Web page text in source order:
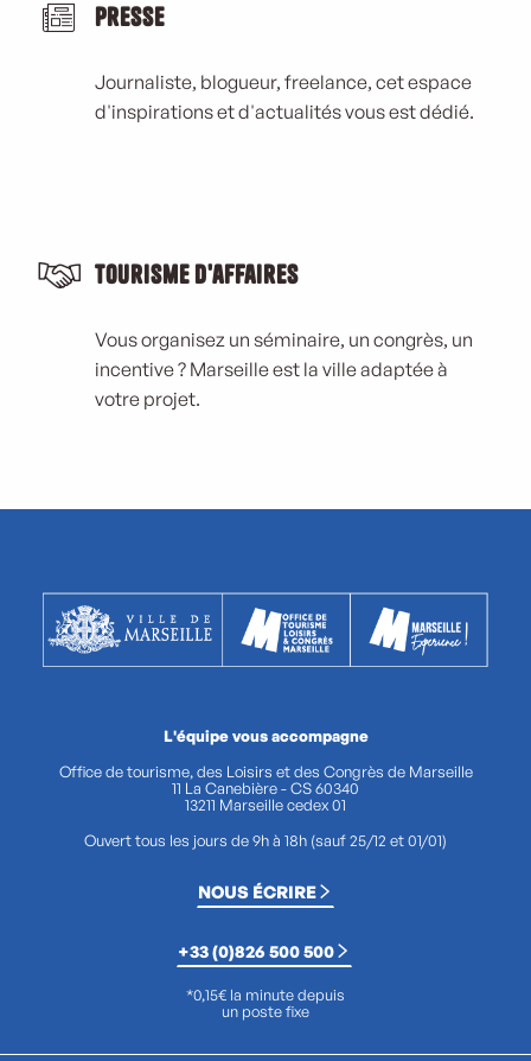
Presse
Journaliste, blogueur, freelance, cet espace
d'inspirations et d'actualités vous est dédié.
Tourisme d'affaires
Vous organisez un séminaire, un congrès, un
incentive ? Marseille est la ville adaptée à
votre projet.
L'équipe vous accompagne
Office de tourisme, des Loisirs et des Congrès de Marseille
11 La Canebière - CS 60340
13211 Marseille cedex 01
Ouvert tous les jours de 9h à 18h (sauf 25/12 et 01/01)
NOUS ÉCRIRE
+33 (0)826 500 500
*0,15€ la minute depuis
un poste fixe